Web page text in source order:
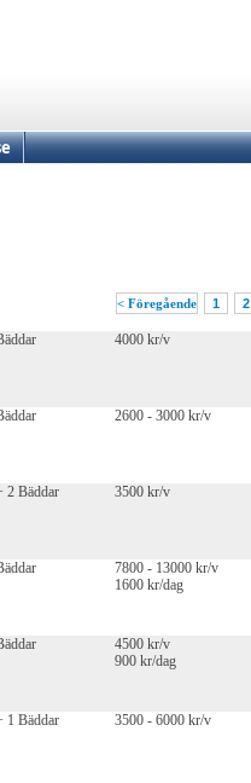
< Föregående 1 2
4000 kr/v
2600 - 3000 kr/v
2 Bäddar 3500 kr/v
7800 - 13000 kr/v
1600 kr/dag
4500 kr/v
900 kr/dag
1 Bäddar 3500 - 6000 kr/v